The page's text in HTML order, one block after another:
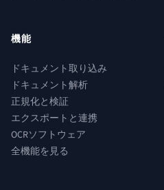
機能
ドキュメント取り込み
ドキュメント解析
正規化と検証
エクスポートと連携
OCRソフトウェア
全機能を見る